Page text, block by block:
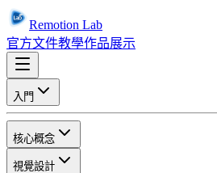
Remotion Lab
官方文件教學作品展示
入門
核心概念
視覺設計